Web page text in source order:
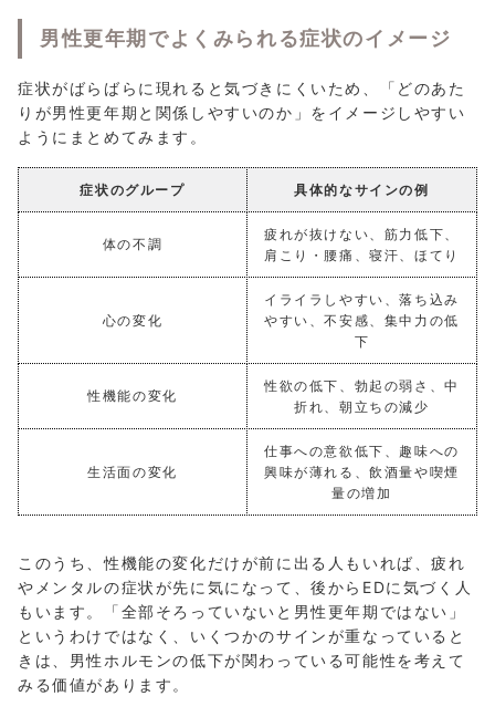
男性更年期でよくみられる症状のイメージ
症状がばらばらに現れると気づきにくいため、「どのあた
りが男性更年期と関係しやすいのか」をイメージしやすい
ようにまとめてみます。
症状のグループ 具体的なサインの例
体の不調
疲れが抜けない、筋力低下、
肩こり・腰痛、寝汗、ほてり
心の変化
イライラしやすい、落ち込み
やすい、不安感、集中力の低
下
性機能の変化
性欲の低下、勃起の弱さ、中
折れ、朝立ちの減少
生活面の変化
仕事への意欲低下、趣味への
興味が薄れる、飲酒量や喫煙
量の増加
このうち、性機能の変化だけが前に出る人もいれば、疲れ
やメンタルの症状が先に気になって、後からEDに気づく人
もいます。「全部そろっていないと男性更年期ではない」
というわけではなく、いくつかのサインが重なっていると
きは、男性ホルモンの低下が関わっている可能性を考えて
みる価値があります。